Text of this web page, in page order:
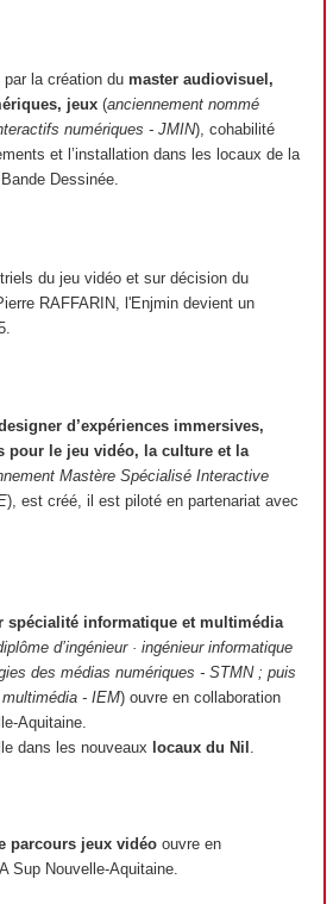
la création du master audiovisuel,
jeux (anciennement nommé
numériques - JMIN), cohabilité
et l’installation dans les locaux de la
Dessinée.
du jeu vidéo et sur décision du
RAFFARIN, l'Enjmin devient un
d’expériences immersives,
pour le jeu vidéo, la culture et la
Mastère Spécialisé Interactive
), est créé, il est piloté en partenariat avec
spécialité informatique et multimédia
d’ingénieur · ingénieur informatique
des médias numériques - STMN ; puis
multimédia - IEM) ouvre en collaboration
Aquitaine.
dans les nouveaux locaux du Nil .
parcours jeux vidéo ouvre en
Sup Nouvelle-Aquitaine.